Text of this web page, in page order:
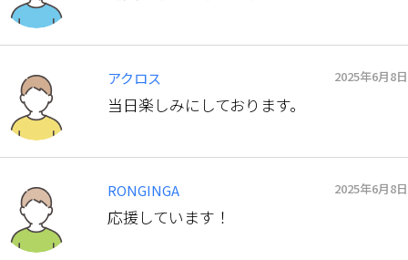
アクロス 2025年6月8日
当日楽しみにしております。
RONGINGA 2025年6月8日
応援しています！